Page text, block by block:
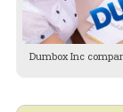
Dumbox Inc